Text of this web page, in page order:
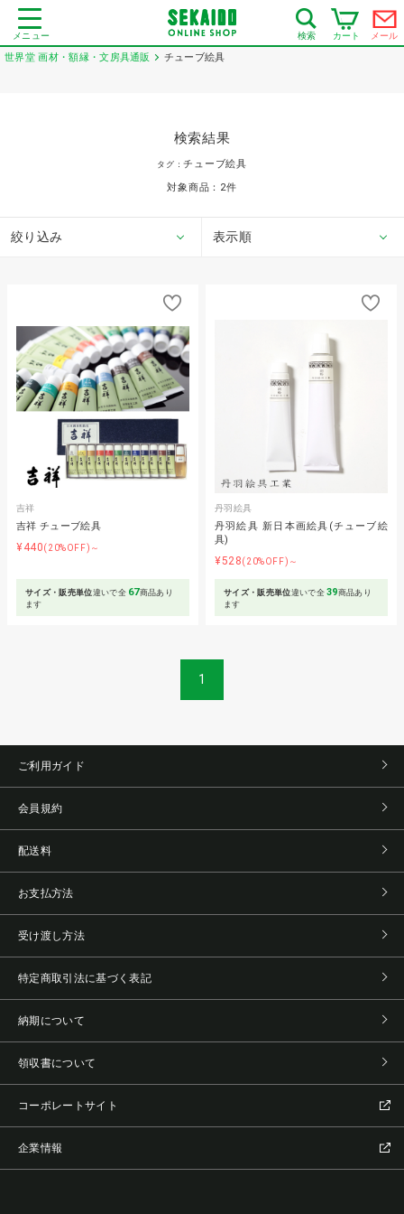
メニュー 検索 カート メール
世界堂 画材・額縁・文房具通販 チューブ絵具
検索結果
タグ：チューブ絵具
対象商品： 2件
絞り込み 表示順
吉祥
吉祥 チューブ絵具
¥440(20%OFF)～
サイズ・販売単位違いで全 67商品あり
ます
丹羽絵具
丹羽絵具 新日本画絵具(チューブ絵
具)
¥528(20%OFF)～
サイズ・販売単位違いで全39商品あり
ます
1
ご利用ガイド
会員規約
配送料
お支払方法
受け渡し方法
特定商取引法に基づく表記
納期について
領収書について
コーポレートサイト
企業情報